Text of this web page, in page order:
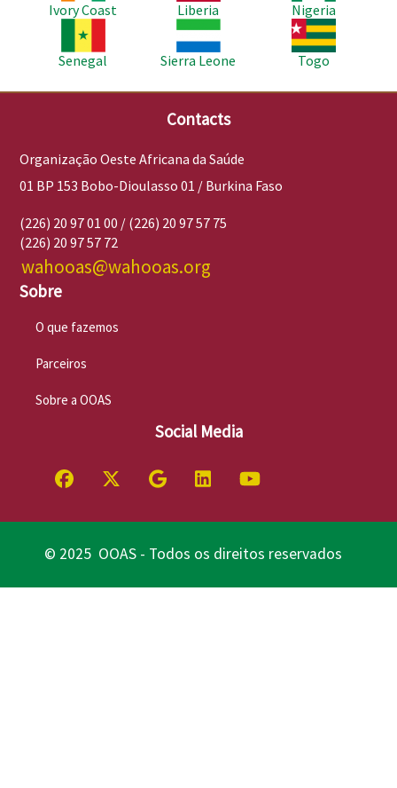
Ivory Coast
Liberia
Nigeria
Imagem
Senegal
Imagem
Sierra Leone
Imagem
Togo
Contacts
Organização Oeste Africana da Saúde
01 BP 153 Bobo-Dioulasso 01 / Burkina Faso
(226) 20 97 01 00 / (226) 20 97 57 75
(226) 20 97 57 72
wahooas@wahooas.org
Sobre
O que fazemos
Parceiros
Sobre a OOAS
Social Media
© 2025 OOAS - Todos os direitos reservados